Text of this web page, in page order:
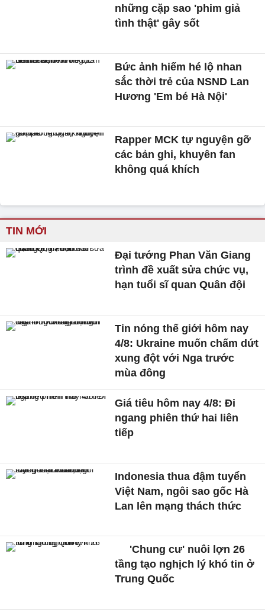
những cặp sao 'phim giả
tình thật' gây sốt
Bức ảnh hiếm hé lộ nhan
sắc thời trẻ của NSND Lan
Hương 'Em bé Hà Nội'
Rapper MCK tự nguyện gỡ
các bản ghi, khuyên fan
không quá khích
TIN MỚI
Đại tướng Phan Văn Giang
trình đề xuất sửa chức vụ,
hạn tuổi sĩ quan Quân đội
Tin nóng thế giới hôm nay
4/8: Ukraine muốn chấm dứt
xung đột với Nga trước
mùa đông
Giá tiêu hôm nay 4/8: Đi
ngang phiên thứ hai liên
tiếp
Indonesia thua đậm tuyển
Việt Nam, ngôi sao gốc Hà
Lan lên mạng thách thức
'Chung cư' nuôi lợn 26
tầng tạo nghịch lý khó tin ở
Trung Quốc